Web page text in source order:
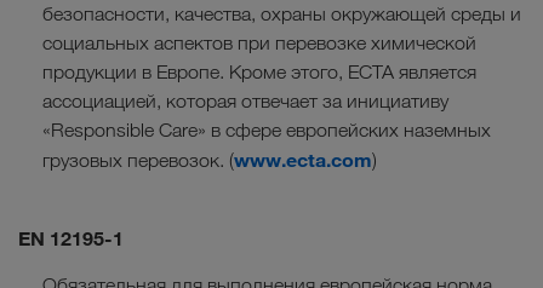
безопасности, качества, охраны окружающей среды и
социальных аспектов при перевозке химической
продукции в Европе. Кроме этого, ECTA является
ассоциацией, которая отвечает за инициативу
«Responsible Care» в сфере европейских наземных
грузовых перевозок. (www.ecta.com)
EN 12195-1